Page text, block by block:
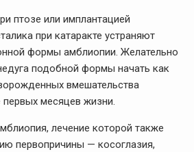
птозе или имплантацией
при катаракте устраняют
формы амблиопии. Желательно
подобной формы начать как
вмешательства
месяцев жизни.
лечение которой также
первопричины — косоглазия,